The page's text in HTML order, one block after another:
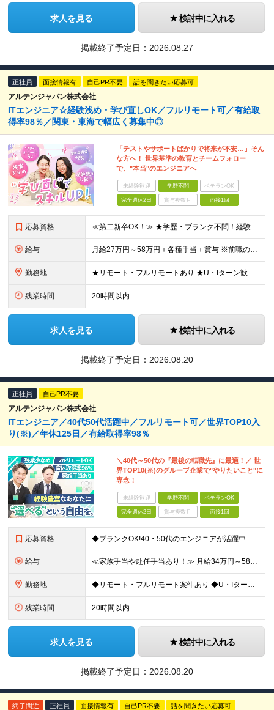
求人を見る 検討中に入れる
掲載終了予定日： 2026.08.27
正社員 面接情報有 自己PR不要 話を聞きたい応募可
アルテンジャパン株式会社
ITエンジニア☆経験浅め・学び直しOK／フルリモート可／有給取
得率98％／関東・東海で幅広く募集中◎
「テストやサポートばかりで将来が不安…」そん
な方へ！ 世界基準の教育とチームフォロー
で、"本当"のエンジニアへ
未経験歓迎 学歴不問 ベテランOK
完全週休2日 賞与複数月 面接1回
応募資格 ≪第二新卒OK！≫ ★学歴・ブランク不問！経験浅めもOK ★何らかのIT系職種の実務経験をお持ちの方 └年数不問。「1ヶ月程度の経験しかない…」という方もOK！ ※SE／PG・運用・保守・ヘルプデス
給与 月給27万円～58万円＋各種手当＋賞与 ※前職の給与・経験・スキルなどを考慮のうえで決定します ※残業代は1分単位で全額支給します ※試用期間3ヶ月。その間の給与・待遇に差異はありません ★充実の各
勤務地 ★リモート・フルリモートあり ★U・Iターン歓迎 ★配属先は希望を最大限考慮します ★転勤・転居は相談可能です ■各拠点、または関東・東海エリアのプロジェクト先での勤務 ※会社都合での無理な転勤・転
残業時間 20時間以内
求人を見る 検討中に入れる
掲載終了予定日： 2026.08.20
正社員 自己PR不要
アルテンジャパン株式会社
ITエンジニア／40代50代活躍中／フルリモート可／世界TOP10入
り(※)／年休125日／有給取得率98％
＼40代～50代の『最後の転職先』に最適！／ 世
界TOP10(※)のグループ企業で"やりたいこと"に
専念！
未経験歓迎 学歴不問 ベテランOK
完全週休2日 賞与複数月 面接1回
応募資格 ◆ブランクOK!40・50代のエンジニアが活躍中 ◆社会人経験10年以上の方も歓迎いたします！ ■学歴不問 ■何らかのIT系職種の実務経験をお持ちの方（経験年数不問） ※SE／PG・運用・保守・ヘル
給与 ≪家族手当や赴任手当あり！≫ 月給34万円～58万円＋賞与＋各種手当 ※前職の給与・経験・スキルなどを考慮のうえで決定します ※残業代は1分単位で全額支給します ※試用期間3ヶ月。その間の給与・待遇
勤務地 ◆リモート・フルリモート案件あり ◆U・Iターン歓迎 ◆配属先は希望を最大限考慮します！ ◆転勤・転居についてはご相談が可能です 各拠点、または関東・東海の各プロジェクト先での勤務となります。 ※会
残業時間 20時間以内
求人を見る 検討中に入れる
掲載終了予定日： 2026.08.20
終了間近 正社員 面接情報有 自己PR不要 話を聞きたい応募可